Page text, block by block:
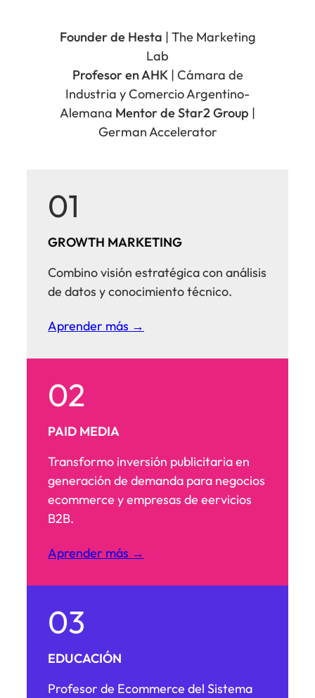
Founder de Hesta | The Marketing
Lab
Profesor en AHK| Cámara de
Industria y Comercio Argentino-
Alemana Mentor de Star2 Group |
German Accelerator
01
GROWTH MARKETING
Combino visión estratégica con análisis
de datos y conocimiento técnico.
Aprender más →
02
PAID MEDIA
Transformo inversión publicitaria en
generación de demanda para negocios
ecommerce y empresas de eervicios
B2B.
Aprender más →
03
EDUCACIÓN
Profesor de Ecommerce del Sistema